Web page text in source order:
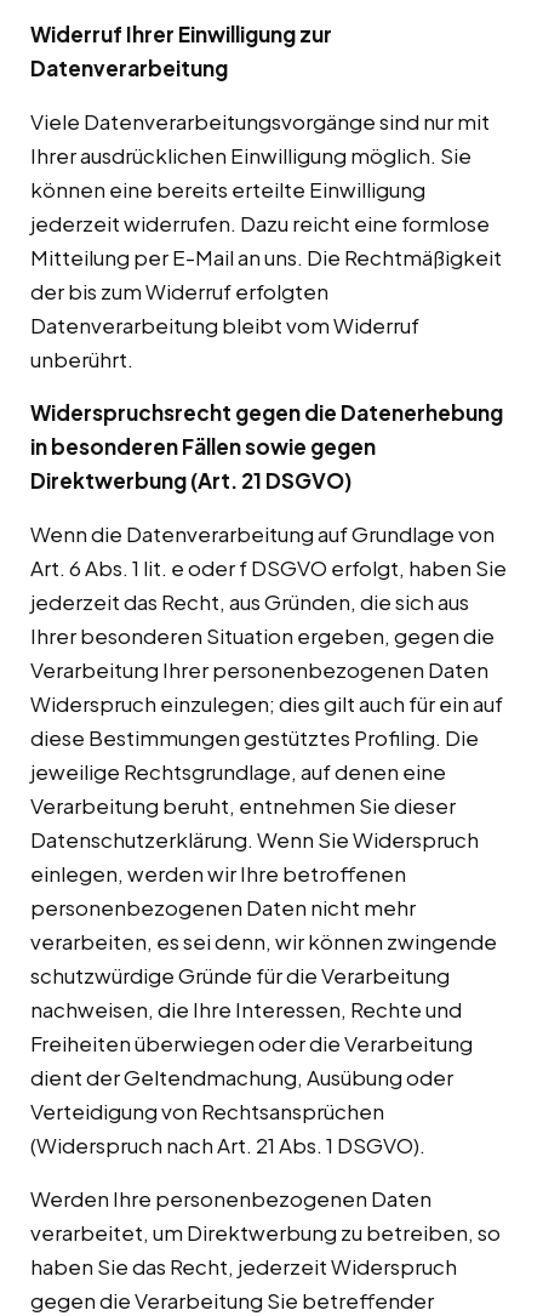
Widerruf Ihrer Einwilligung zur
Datenverarbeitung
Viele Datenverarbeitungsvorgänge sind nur mit
Ihrer ausdrücklichen Einwilligung möglich. Sie
können eine bereits erteilte Einwilligung
jederzeit widerrufen. Dazu reicht eine formlose
Mitteilung per E-Mail an uns. Die Rechtmäßigkeit
der bis zum Widerruf erfolgten
Datenverarbeitung bleibt vom Widerruf
unberührt.
Widerspruchsrecht gegen die Datenerhebung
in besonderen Fällen sowie gegen
Direktwerbung (Art. 21 DSGVO)
Wenn die Datenverarbeitung auf Grundlage von
Art. 6 Abs. 1 lit. e oder f DSGVO erfolgt, haben Sie
jederzeit das Recht, aus Gründen, die sich aus
Ihrer besonderen Situation ergeben, gegen die
Verarbeitung Ihrer personenbezogenen Daten
Widerspruch einzulegen; dies gilt auch für ein auf
diese Bestimmungen gestütztes Profiling. Die
jeweilige Rechtsgrundlage, auf denen eine
Verarbeitung beruht, entnehmen Sie dieser
Datenschutzerklärung. Wenn Sie Widerspruch
einlegen, werden wir Ihre betroffenen
personenbezogenen Daten nicht mehr
verarbeiten, es sei denn, wir können zwingende
schutzwürdige Gründe für die Verarbeitung
nachweisen, die Ihre Interessen, Rechte und
Freiheiten überwiegen oder die Verarbeitung
dient der Geltendmachung, Ausübung oder
Verteidigung von Rechtsansprüchen
(Widerspruch nach Art. 21 Abs. 1 DSGVO).
Werden Ihre personenbezogenen Daten
verarbeitet, um Direktwerbung zu betreiben, so
haben Sie das Recht, jederzeit Widerspruch
gegen die Verarbeitung Sie betreffender